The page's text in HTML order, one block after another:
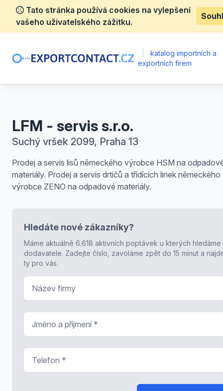
Tato stránka používá cookies na vylepšení
vašeho uživatelského zážitku.
katalog importních a
exportních firem
LFM - servis s.r.o.
Suchý vršek 2099, Praha 13
Prodej a servis lisů německého výrobce HSM na
materiály. Prodej a servis drtičů a třídících linek německého
výrobce ZENO na odpadové materiály.
Hledáte nové zákazníky?
Máme aktuálně 6.618 aktivních poptávek u kterých hledáme
dodavatele. Zadejte číslo, zavoláme zpět do 15 minut a
ty pro vás.